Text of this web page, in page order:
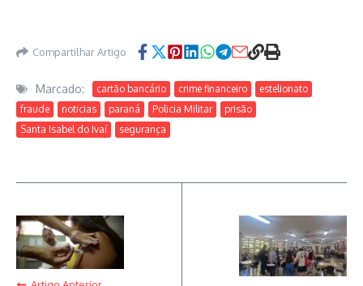
Compartilhar Artigo
Marcado: cartão bancário crime financeiro
estelionato
fraude
noticias paraná Policia Militar
prisão
Santa Isabel do Ivaí
segurança